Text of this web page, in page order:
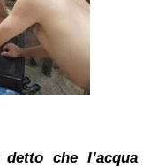
che l’acqua